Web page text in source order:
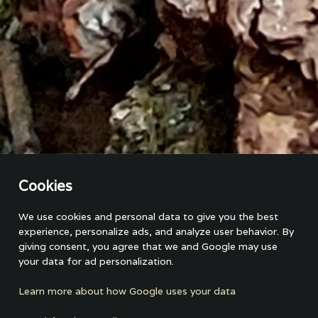
Cookies
We use cookies and personal data to give you the best
experience, personalize ads, and analyze user behavior. By
giving consent, you agree that we and Google may use
your data for ad personalization.
Learn more about how Google uses your data
verkennen en leren over eikenbomen en de verhalen uit het
gebied. Deze soort tour is ideaal voor natuurliefhebbers,
studenten, gezinnen, eco-toeristen en iedereen die meer wil
leren over natuur en behoud. De safari wordt geleid door een
prachtige landschappen en biedt mogelijkheden voor